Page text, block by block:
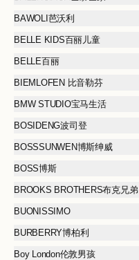
BAWOLI芭沃利
BELLE KIDS百丽儿童
BELLE百丽
BIEMLOFEN 比音勒芬
BMW STUDIO宝马生活
BOSIDENG波司登
BOSSSUNWEN博斯绅威
BOSS博斯
BROOKS BROTHERS布克兄弟
BUONISSIMO
BURBERRY博柏利
Boy London伦敦男孩